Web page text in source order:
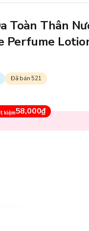
Toàn Thân
Perfume
Đã bán 521
kiệm58,000₫